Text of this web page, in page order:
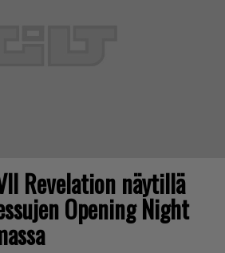
Revelation näytillä
Opening Night